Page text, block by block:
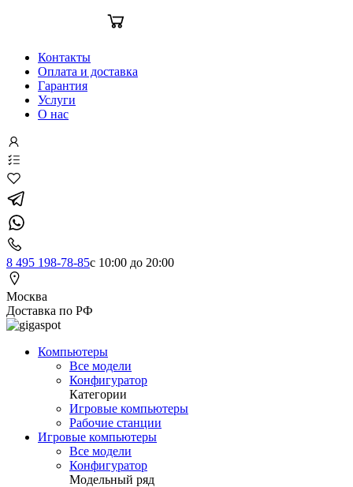
Контакты
Оплата и доставка
Гарантия
Услуги
О нас
8 495 198-78-85с 10:00 до 20:00
Москва
Доставка по РФ
Компьютеры
Все модели
Конфигуратор
Категории
Игровые компьютеры
Рабочие станции
Игровые компьютеры
Все модели
Конфигуратор
Модельный ряд